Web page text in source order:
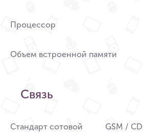
Процессор
Объем встроенной памяти
Связь
Стандарт сотовой
GSM /